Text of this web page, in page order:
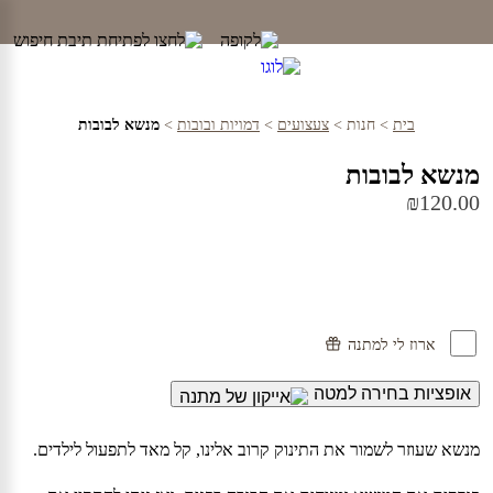
content
בית > חנות > צעצועים > דמויות ובובות > מנשא לבובות
מנשא לבובות
₪120.00
ארוז לי למתנה
אופציות בחירה למטה
מנשא שעוזר לשמור את התינוק קרוב אלינו, קל מאד לתפעול לילדים.